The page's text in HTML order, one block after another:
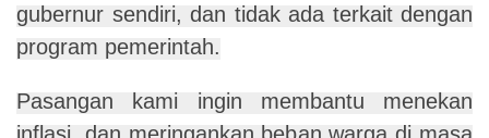
gubernur sendiri, dan tidak ada terkait dengan
program pemerintah.
Pasangan kami ingin membantu menekan